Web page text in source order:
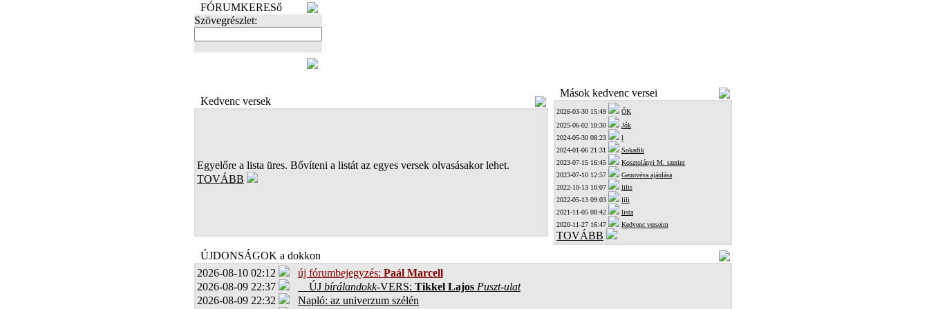
FÓRUMKERESő
Szövegrészlet:
Kedvenc versek
Egyelőre a lista üres. Bővíteni a listát az egyes versek olvasásakor lehet.
TOVÁBB
Mások kedvenc versei
2026-03-30 15:49
ŐK
2025-06-02 18:30
Jók
2024-05-30 08:23
l
2024-01-06 21:31
Sokadik
2023-07-15 16:45
Kosztolányi M. szerint
2023-07-10 12:57
Genovéva ajánlása
2022-10-13 10:07
lilis
2022-05-13 09:03
lili
2021-11-05 08:42
lista
2020-11-27 16:47
Kedvenc verseim
TOVÁBB
ÚJDONSÁGOK a dokkon
2026-08-10 02:12
új fórumbejegyzés: Paál Marcell
2026-08-09 22:37
ÚJ bírálandokk-VERS: Tikkel Lajos Puszt-ulat
2026-08-09 22:32
Napló: az univerzum szélén